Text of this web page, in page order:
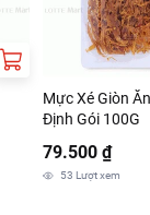
Mực Xé Giòn
Định Gói 100G
79.500 ₫
53 Lượt xem